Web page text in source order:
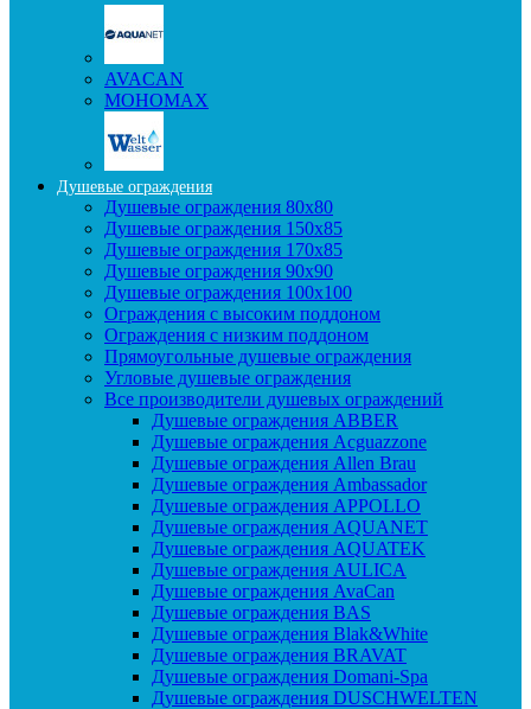
AVACAN
МОНОМАХ
Душевые ограждения
Душевые ограждения 80x80
Душевые ограждения 150x85
Душевые ограждения 170x85
Душевые ограждения 90x90
Душевые ограждения 100x100
Ограждения с высоким поддоном
Ограждения с низким поддоном
Прямоугольные душевые ограждения
Угловые душевые ограждения
Все производители душевых ограждений
Душевые ограждения ABBER
Душевые ограждения Acguazzone
Душевые ограждения Allen Brau
Душевые ограждения Ambassador
Душевые ограждения APPOLLO
Душевые ограждения AQUANET
Душевые ограждения AQUATEK
Душевые ограждения AULICA
Душевые ограждения AvaCan
Душевые ограждения BAS
Душевые ограждения Blak&White
Душевые ограждения BRAVAT
Душевые ограждения Domani-Spa
Душевые ограждения DUSCHWELTEN